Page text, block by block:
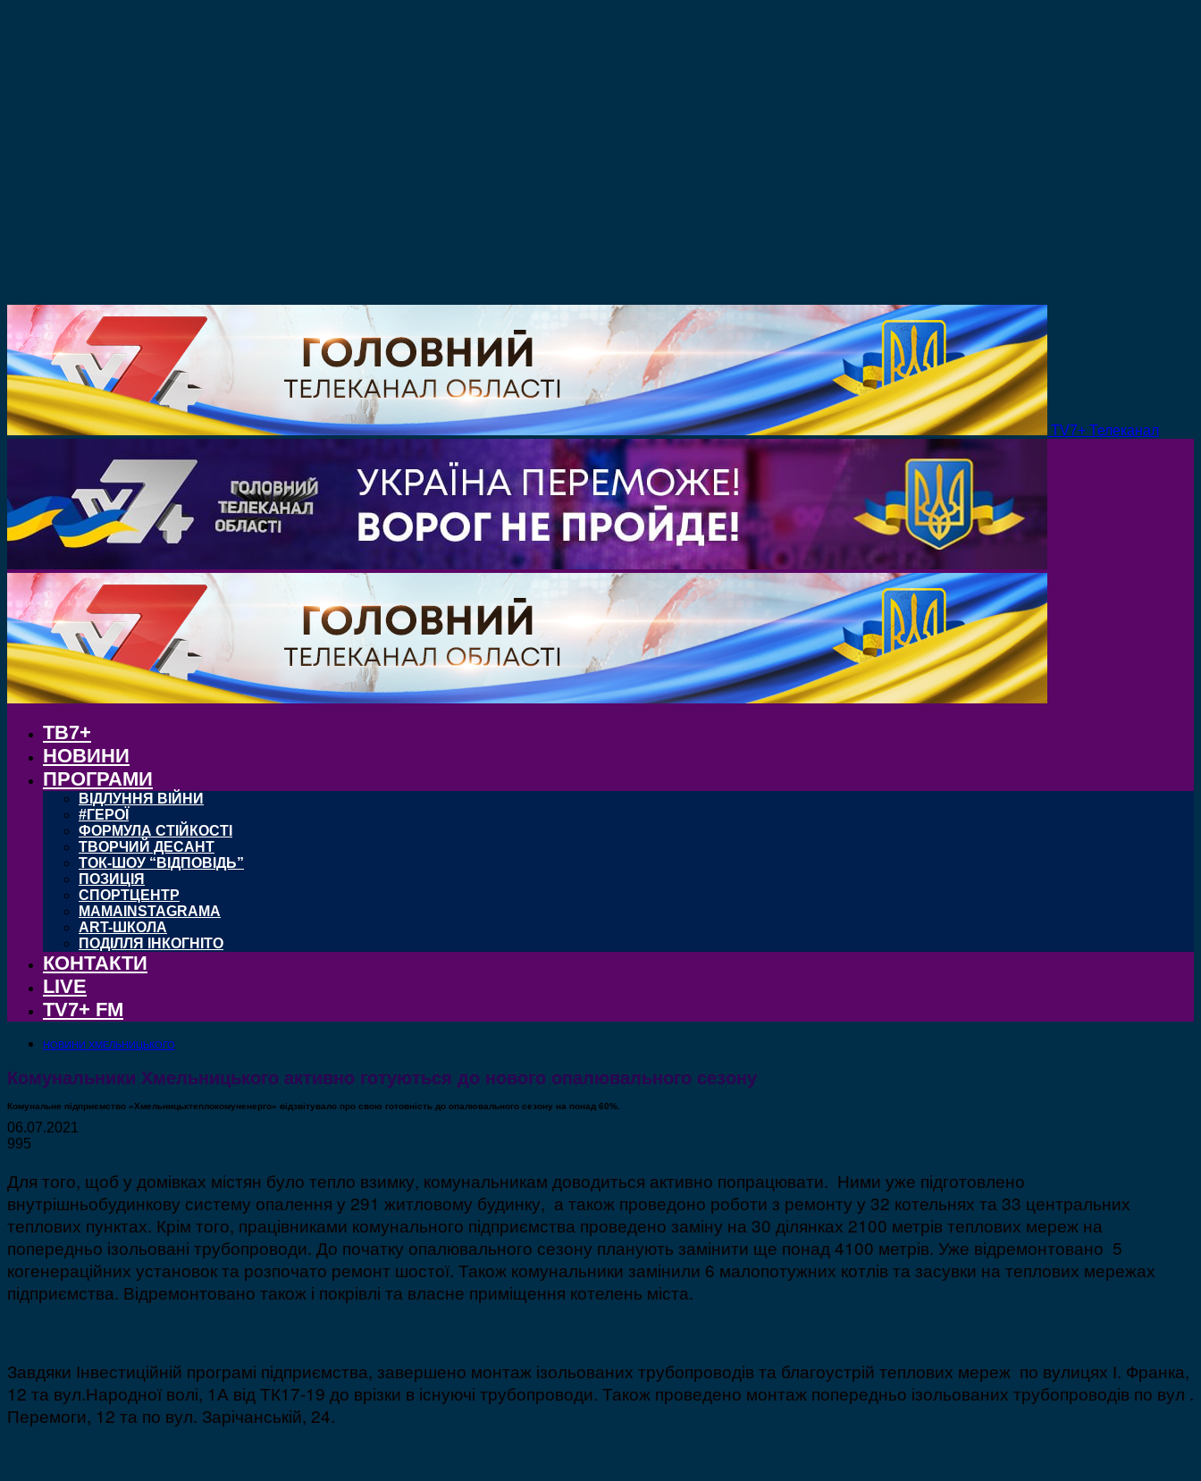
TV7+ Телеканал
ТВ7+
НОВИНИ
ПРОГРАМИ
ВІДЛУННЯ ВІЙНИ
#ГЕРОЇ
ФОРМУЛА СТІЙКОСТІ
ТВОРЧИЙ ДЕСАНТ
ТОК-ШОУ “ВІДПОВІДЬ”
ПОЗИЦІЯ
СПОРТЦЕНТР
MAMAINSTAGRAMA
ART-ШКОЛА
ПОДІЛЛЯ ІНКОГНІТО
КОНТАКТИ
LIVE
TV7+ FM
НОВИНИ ХМЕЛЬНИЦЬКОГО
Комунальники Хмельницького активно готуються до нового опалювального сезону
Комунальне підприємство «Хмельницьктеплокомуненерго» відзвітувало про свою готовність до опалювального сезону на понад 60%.
06.07.2021
995
Для того, щоб у домівках містян було тепло взимку, комунальникам доводиться активно попрацювати. Ними уже підготовлено
внутрішньобудинкову систему опалення у 291 житловому будинку, а також проведоно роботи з ремонту у 32 котельнях та 33 центральних
теплових пунктах. Крім того, працівниками комунального підприємства проведено заміну на 30 ділянках 2100 метрів теплових мереж на
попередньо ізольовані трубопроводи. До початку опалювального сезону планують замінити ще понад 4100 метрів. Уже відремонтовано 5
когенераційних установок та розпочато ремонт шостої. Також комунальники замінили 6 малопотужних котлів та засувки на теплових мережах
підприємства. Відремонтовано також і покрівлі та власне приміщення котелень міста.
Завдяки Інвестиційній програмі підприємства, завершено монтаж ізольованих трубопроводів та благоустрій теплових мереж по вулицях І. Франка,
12 та вул.Народної волі, 1А від ТК17-19 до врізки в існуючі трубопроводи. Також проведено монтаж попередньо ізольованих трубопроводів по вул .
Перемоги, 12 та по вул. Зарічанській, 24.